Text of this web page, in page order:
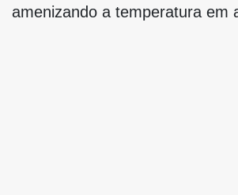
amenizando a temperatura em